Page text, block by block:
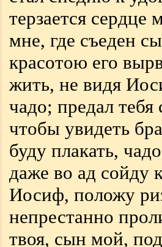
терзается
мне, где съеден
красотою его
жить, не видя
чадо; предал
чтобы увидеть
буду плакать,
даже во ад сойду
Иосиф, положу
непрестанно
твоя, сын мой,